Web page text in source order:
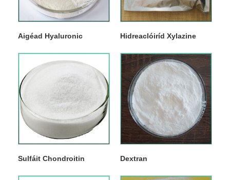
Aigéad Hyaluronic Hidreaclóiríd Xylazine
Sulfáit Chondroitin Dextran